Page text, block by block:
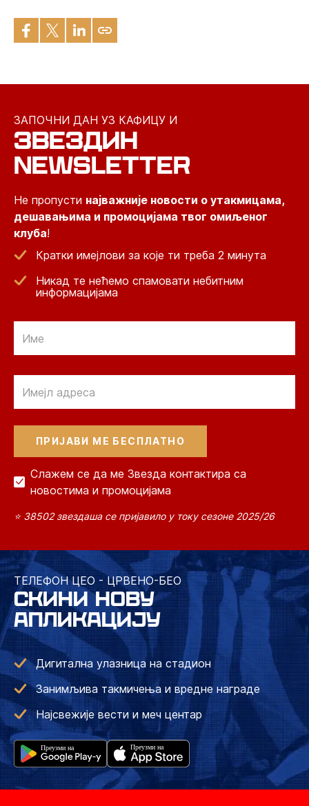
ЗАПОЧНИ ДАН УЗ КАФИЦУ И
ЗВЕЗДИН
NEWSLETTER
Не пропусти најважније новости о утакмицама,
дешавањима и промоцијама твог омиљеног
клуба!
Кратки имејлови за које ти треба 2 минута
Никад те нећемо спамовати небитним
информацијама
Слажем се да ме Звезда контактира са
новостима и промоцијама
⭐ 38502 звездаша се пријавило у току сезоне 2025/26
ТЕЛЕФОН ЦЕО - ЦРВЕНО-БЕО
СКИНИ НОВУ
АПЛИКАЦИЈУ
Дигитална улазница на стадион
Занимљива такмичења и вредне награде
Најсвежије вести и меч центар